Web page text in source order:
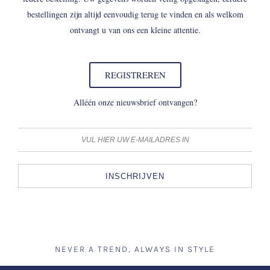
bestellingen zijn altijd eenvoudig terug te vinden en als welkom
ontvangt u van ons een kleine attentie.
REGISTREREN
Alléén onze nieuwsbrief ontvangen?
INSCHRIJVEN
NEVER A TREND, ALWAYS IN STYLE